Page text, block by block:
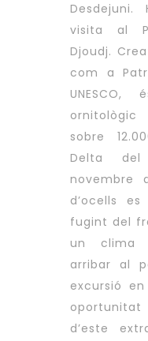
Desdejuni.
visita al
Djoudj.
com a
sobre
Delta
novembre
d’ocells
fugint del
un clima
arribar al
excursió
d’este